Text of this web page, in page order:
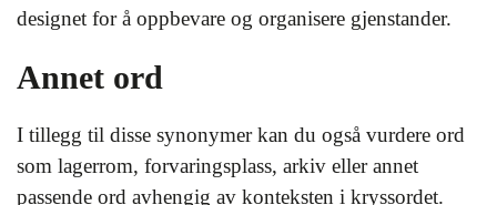
designet for å oppbevare og organisere gjenstander.
Annet ord
I tillegg til disse synonymer kan du også vurdere ord
som lagerrom, forvaringsplass, arkiv eller annet
passende ord avhengig av konteksten i kryssordet.